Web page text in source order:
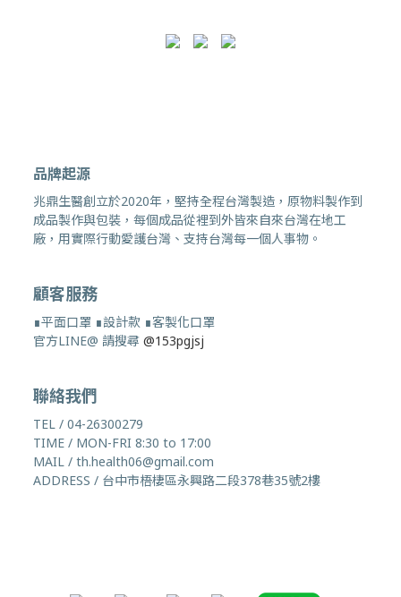
品牌起源
兆鼎生醫創立於2020年，堅持全程台灣製造，原物料製作到
成品製作與包裝，每個成品從裡到外皆來自來台灣在地工
廠，用實際行動愛護台灣、支持台灣每一個人事物。
顧客服務
∎平面口罩 ∎設計款 ∎客製化口罩
官方LINE@ 請搜尋 @153pgjsj
聯絡我們
TEL / 04-26300279
TIME / MON-FRI 8:30 to 17:00
MAIL / th.health06@gmail.com
ADDRESS / 台中市梧棲區永興路二段378巷35號2樓